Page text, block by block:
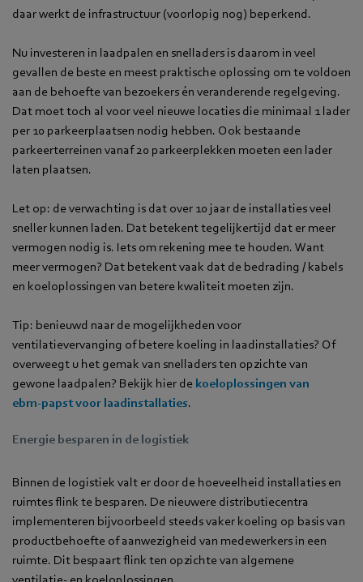
daar werkt de infrastructuur (voorlopig nog) beperkend.
Nu investeren in laadpalen en snelladers is daarom in veel
gevallen de beste en meest praktische oplossing om te voldoen
aan de behoefte van bezoekers én veranderende regelgeving.
Dat moet toch al voor veel nieuwe locaties die minimaal 1 lader
per 10 parkeerplaatsen nodig hebben. Ook bestaande
parkeerterreinen vanaf 20 parkeerplekken moeten een lader
laten plaatsen.
Let op: de verwachting is dat over 10 jaar de installaties veel
sneller kunnen laden. Dat betekent tegelijkertijd dat er meer
vermogen nodig is. Iets om rekening mee te houden. Want
meer vermogen? Dat betekent vaak dat de bedrading / kabels
en koeloplossingen van betere kwaliteit moeten zijn.
Tip: benieuwd naar de mogelijkheden voor
ventilatievervanging of betere koeling in laadinstallaties? Of
overweegt u het gemak van snelladers ten opzichte van
gewone laadpalen? Bekijk hier de koeloplossingen van
ebm‑papst voor laadinstallaties.
Energie besparen in de logistiek
Binnen de logistiek valt er door de hoeveelheid installaties en
ruimtes flink te besparen. De nieuwere distributiecentra
implementeren bijvoorbeeld steeds vaker koeling op basis van
productbehoefte of aanwezigheid van medewerkers in een
ruimte. Dit bespaart flink ten opzichte van algemene